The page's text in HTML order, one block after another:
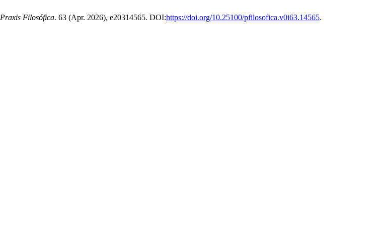
Praxis Filosófica. 63 (Apr. 2026), e20314565. DOI:https://doi.org/10.25100/pfilosofica.v0i63.14565.